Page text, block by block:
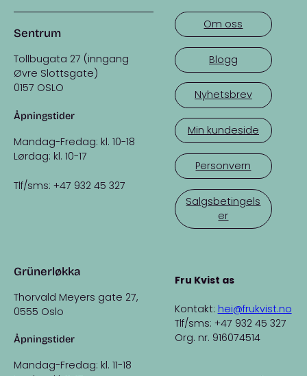
Sentrum
Tollbugata 27 (inngang
Øvre Slottsgate)
0157 OSLO
Åpningstider
Mandag-Fredag: kl. 10-18
Lørdag: kl. 10-17
Tlf/sms: +47 932 45 327
Grünerløkka
Thorvald Meyers gate 27,
0555 Oslo
Åpningstider
Mandag-Fredag: kl. 11-18
Om oss
Blogg
Nyhetsbrev
Min kundeside
Personvern
Salgsbetingels
er
Fru Kvist as
Kontakt: hei@frukvist.no
Tlf/sms: +47 932 45 327
Org. nr. 916074514